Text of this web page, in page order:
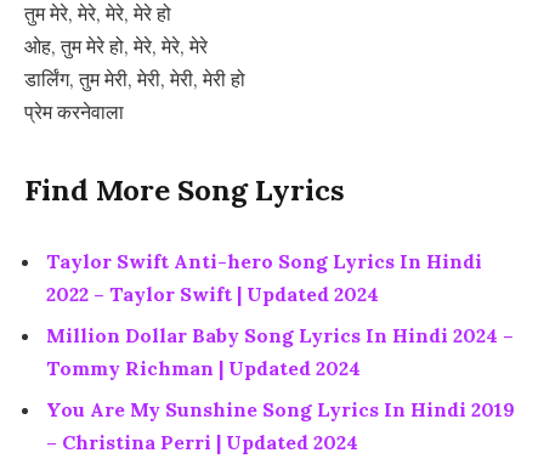
तुम मेरे, मेरे, मेरे, मेरे हो
ओह, तुम मेरे हो, मेरे, मेरे, मेरे
डार्लिंग, तुम मेरी, मेरी, मेरी, मेरी हो
प्रेम करनेवाला
Find More Song Lyrics
Taylor Swift Anti-hero Song Lyrics In Hindi
2022 – Taylor Swift | Updated 2024
Million Dollar Baby Song Lyrics In Hindi 2024 –
Tommy Richman | Updated 2024
You Are My Sunshine Song Lyrics In Hindi 2019
– Christina Perri | Updated 2024